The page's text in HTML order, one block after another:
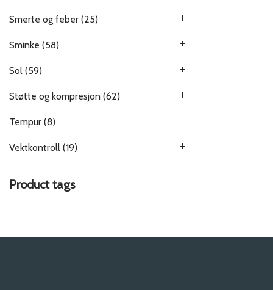
Smerte og feber (25)
Sminke (58)
Sol (59)
Støtte og kompresjon (62)
Tempur (8)
Vektkontroll (19)
Product tags